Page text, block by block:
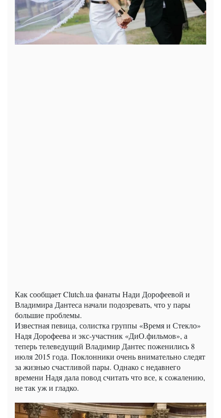
Как сообщает Clutch.ua фанаты Нади Дорофеевой и
Владимира Дантеса начали подозревать, что у пары
большие проблемы.
Известная певица, солистка группы «Время и Стекло»
Надя Дорофеева и экс-участник «ДиО.фильмов», а
теперь телеведущий Владимир Дантес поженились 8
июля 2015 года. Поклонники очень внимательно следят
за жизнью счастливой пары. Однако с недавнего
времени Надя дала повод считать что все, к сожалению,
не так уж и гладко.